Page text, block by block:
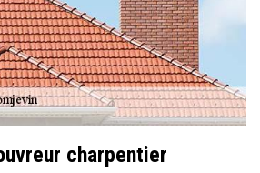
charpentier